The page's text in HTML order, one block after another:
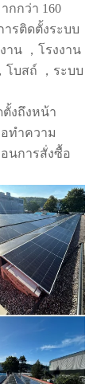
กกว่า 160
รติดตั้งระบบ
าน ， โรงงาน
， โบสถ์ ， ระบบ
งถึงหน้า
ทำความ
นการสั่งซื้อ